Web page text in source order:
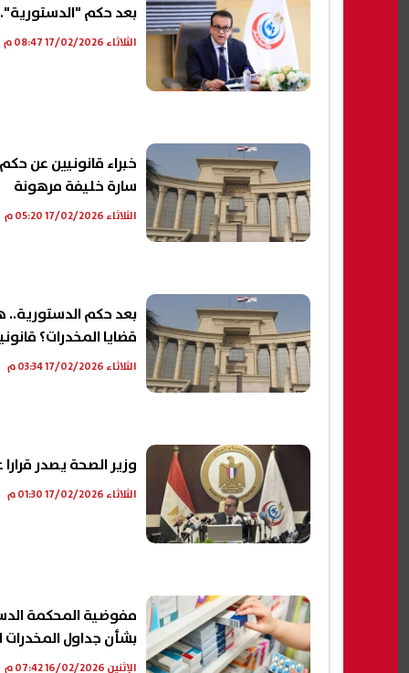
بعد حكم
الثلاثاء 17/02/2026 08:47 م
خبراء قانونيين عن
سارة خليفة مرهونة
الثلاثاء 17/02/2026 05:20 م
بعد حكم الدستورية..
قضايا المخدرات؟
الثلاثاء 17/02/2026 03:34 م
وزير الصحة يصدر
الثلاثاء 17/02/2026 01:30 م
مفوضية المحكمة
بشأن جداول المخدرات
الإثنين 16/02/2026 07:42 م